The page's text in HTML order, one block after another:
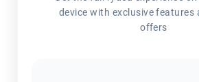
device with exclusive features
offers